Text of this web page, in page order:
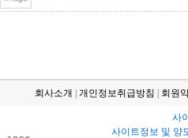
회사소개 개인정보취급방침 회원
사
사이트정보 및 양